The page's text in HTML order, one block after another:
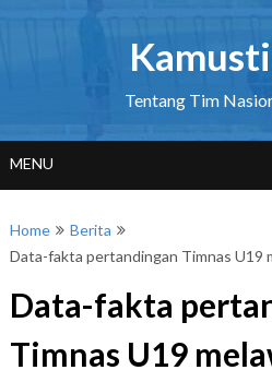
Tentang Tim
MENU
Home
Berita
Data-fakta pertandingan Timnas U19
Data-fakta
Timnas U19